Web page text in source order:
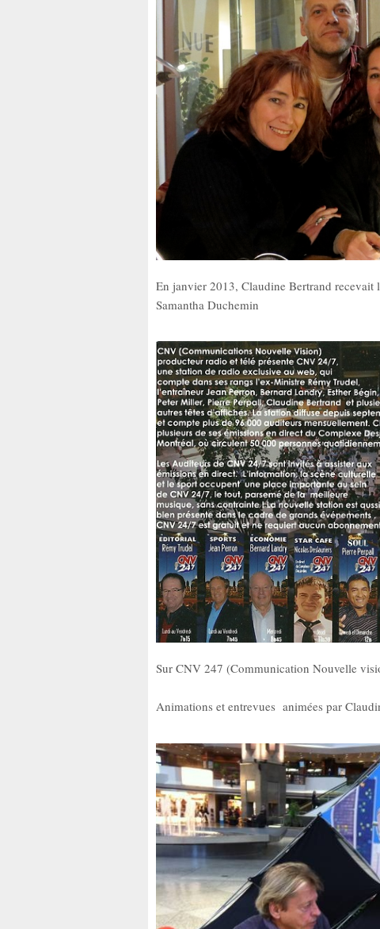
En janvier 2013, Claudine Bertrand recevait
Samantha Duchemin
Sur CNV 247 (Communication Nouvelle
Animations et entrevues animées par